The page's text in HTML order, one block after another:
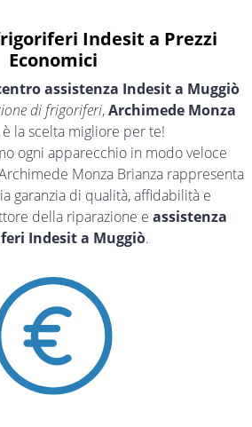
Indesit a Prezzi
Economici
assistenza Indesit a Muggiò
di frigoriferi,Archimede Monza
è la scelta migliore per te!
ogni apparecchio in modo veloce
Monza Brianza rappresenta
garanzia di qualità, affidabilità e
della riparazione e assistenza
Indesit a Muggiò.